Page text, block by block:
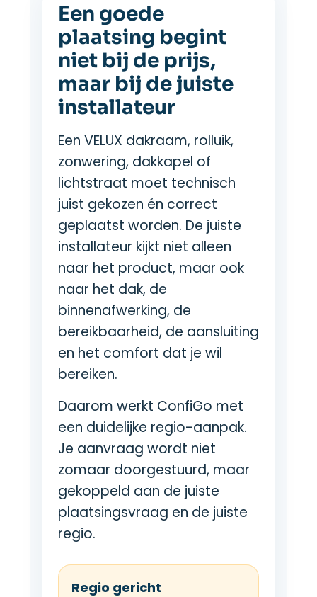
Een goede
plaatsing begint
niet bij de prijs,
maar bij de juiste
installateur
Een VELUX dakraam, rolluik,
zonwering, dakkapel of
lichtstraat moet technisch
juist gekozen én correct
geplaatst worden. De juiste
installateur kijkt niet alleen
naar het product, maar ook
naar het dak, de
binnenafwerking, de
bereikbaarheid, de aansluiting
en het comfort dat je wil
bereiken.
Daarom werkt ConfiGo met
een duidelijke regio-aanpak.
Je aanvraag wordt niet
zomaar doorgestuurd, maar
gekoppeld aan de juiste
plaatsingsvraag en de juiste
regio.
Regio gericht